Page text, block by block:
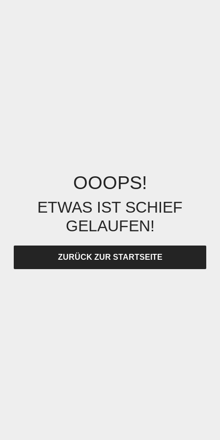
OOOPS!
ETWAS IST SCHIEF
GELAUFEN!
ZURÜCK ZUR STARTSEITE